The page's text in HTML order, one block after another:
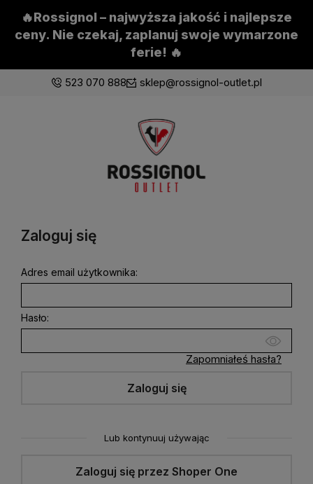
🔥Rossignol – najwyższa jakość i najlepsze
ceny. Nie czekaj, zaplanuj swoje wymarzone
ferie! 🔥
523 070 888 sklep@rossignol-outlet.pl
Zaloguj się
Załóż konto
Wybierz coś dla siebie z naszej aktualnej oferty lub
z poprzedniej sesji.
Zaloguj się
Adres email użytkownika:
Hasło:
Zapomniałeś hasła?
Zaloguj się
Lub kontynuuj używając
Zaloguj się przez Shoper One